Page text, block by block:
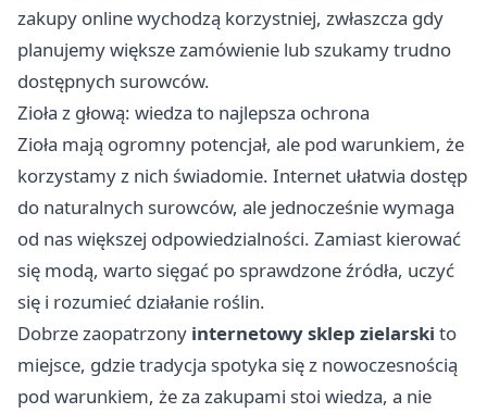
zakupy online wychodzą korzystniej, zwłaszcza gdy
planujemy większe zamówienie lub szukamy trudno
dostępnych surowców.
Zioła z głową: wiedza to najlepsza ochrona
Zioła mają ogromny potencjał, ale pod warunkiem, że
korzystamy z nich świadomie. Internet ułatwia dostęp
do naturalnych surowców, ale jednocześnie wymaga
od nas większej odpowiedzialności. Zamiast kierować
się modą, warto sięgać po sprawdzone źródła, uczyć
się i rozumieć działanie roślin.
Dobrze zaopatrzony internetowy sklep zielarski to
miejsce, gdzie tradycja spotyka się z nowoczesnością
pod warunkiem, że za zakupami stoi wiedza, a nie